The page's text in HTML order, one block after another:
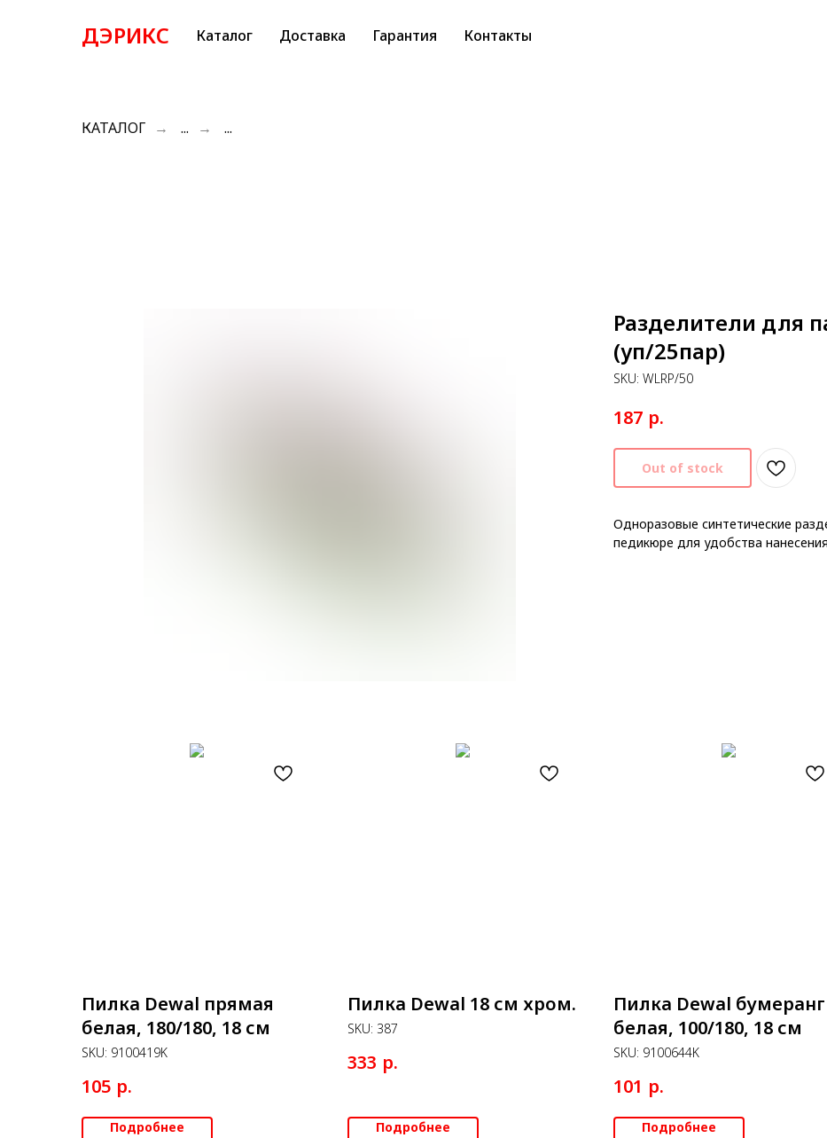
ДЭРИКС Каталог Доставка Гарантия Контакты
КАТАЛОГ → ... → ...
Разделители для
(уп/25пар)
SKU: WLRP/50
187 р.
Out of stock
Одноразовые синтетические
педикюре для удобства
Пилка Dewal прямая
белая, 180/180, 18 см
SKU: 9100419K
105 р.
Подробнее
Пилка Dewal 18 см хром.
SKU: 387
333 р.
Подробнее
Пилка Dewal бумеранг
белая, 100/180, 18 см
SKU: 9100644K
101 р.
Подробнее